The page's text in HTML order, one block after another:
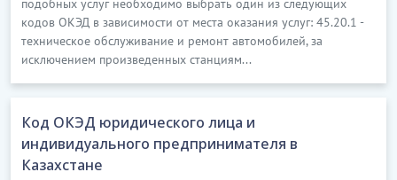
подобных услуг необходимо выбрать один из следующих
кодов ОКЭД в зависимости от места оказания услуг: 45.20.1 -
техническое обслуживание и ремонт автомобилей, за
исключением произведенных станциям...
Код ОКЭД юридического лица и
индивидуального предпринимателя в
Казахстане